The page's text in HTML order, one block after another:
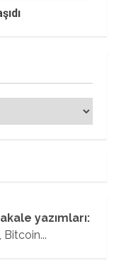
yazımları:
Bitcoin...